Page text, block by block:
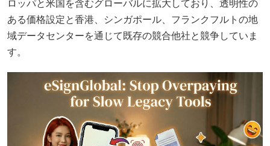
ロッパと米国を含むグローバルに拡大しており、透明性の
ある価格設定と香港、シンガポール、フランクフルトの地
域データセンターを通じて既存の競合他社と競争していま
す。